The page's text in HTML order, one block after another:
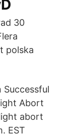
30
polska
Abort
abort
EST